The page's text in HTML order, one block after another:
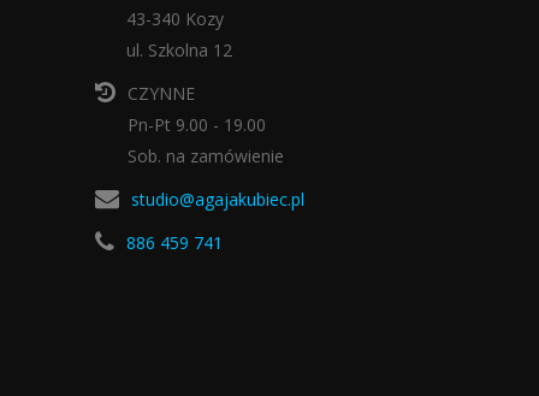
43-340 Kozy
ul. Szkolna 12
CZYNNE
Pn-Pt 9.00 - 19.00
Sob. na zamówienie
studio@agajakubiec.pl
886 459 741